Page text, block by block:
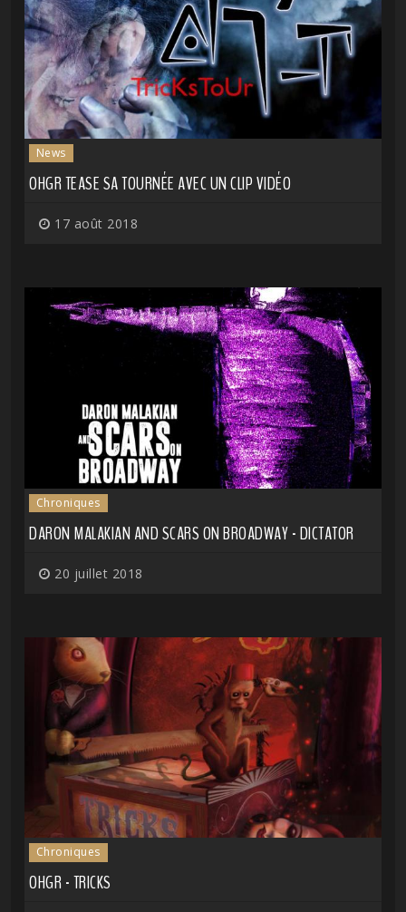
News
OHGR TEASE SA TOURNÉE AVEC UN CLIP VIDÉO
17 août 2018
Chroniques
DARON MALAKIAN AND SCARS ON BROADWAY - DICTATOR
20 juillet 2018
Chroniques
OHGR - TRICKS